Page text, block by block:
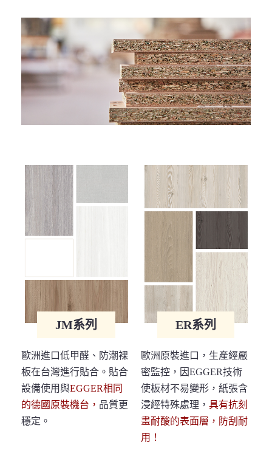
JM系列
歐洲進口低甲醛、防潮裸
板在台灣進行貼合。貼合
設備使用與EGGER相同
的德國原裝機台， 品質更
穩定。
ER系列
歐洲原裝進口，生產經嚴
密監控，因EGGER技術
使板材不易變形，紙張含
浸經特殊處理， 具有抗刻
畫耐酸的表面層，防刮耐
用！